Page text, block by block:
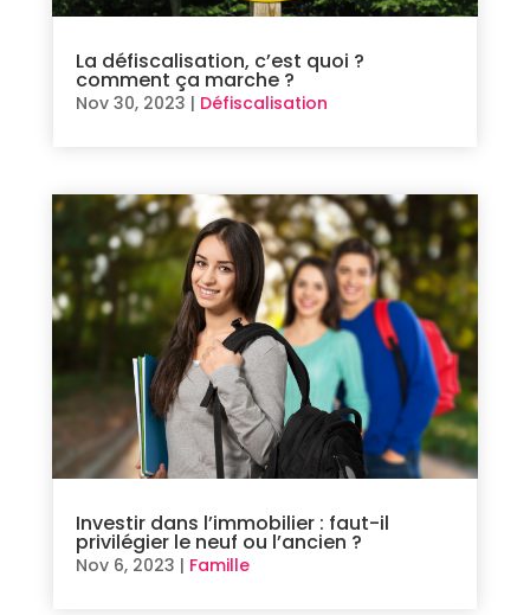
La défiscalisation, c’est quoi ?
comment ça marche ?
Nov 30, 2023 | Défiscalisation
Investir dans l’immobilier : faut-il
privilégier le neuf ou l’ancien ?
Nov 6, 2023 | Famille